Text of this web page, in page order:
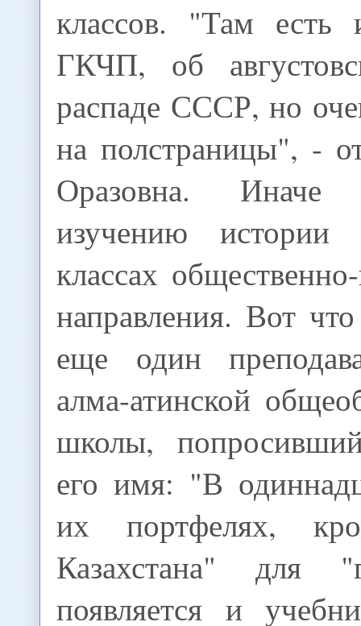
классов. "Там есть
ГКЧП, об
распаде СССР, но
на полстраницы", -
Оразовна.
изучению
классах
направления. Вот
еще один
алма-атинской
школы,
его имя: "В
их портфелях,
Казахстана" для
появляется и